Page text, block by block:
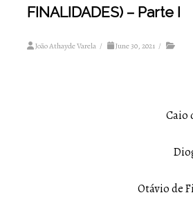
FINALIDADES) – Parte I
João Athayde Varela / June 30, 2021 /
Caio
Otávio de